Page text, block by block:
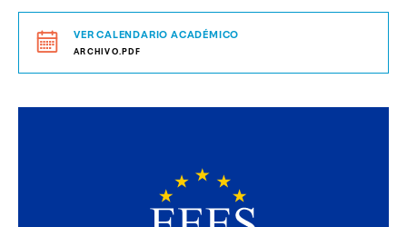
VER CALENDARIO ACADÉMICO
ARCHIVO.PDF